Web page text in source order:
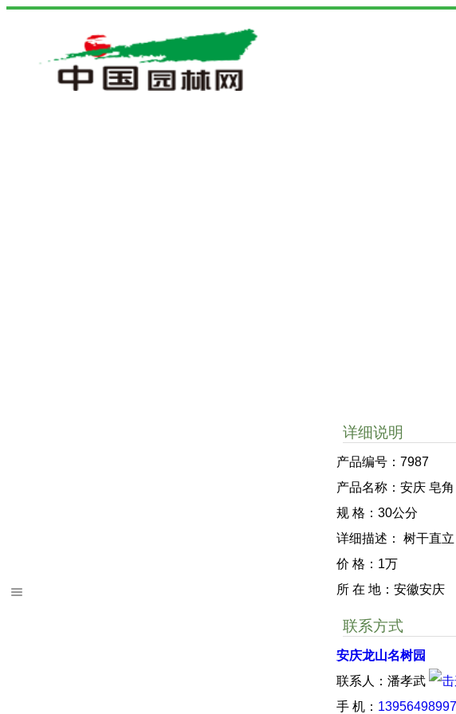
详细说明
产品编号：7987
产品名称：安庆 皂角
规 格：30公分
详细描述： 树干直
价 格：1万
所 在 地：安徽安庆
联系方式
安庆龙山名树园
联系人：潘孝武
手 机： 13956498997